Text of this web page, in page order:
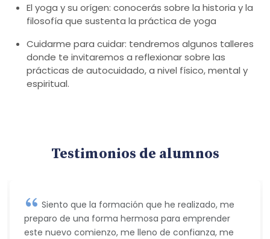
El yoga y su orígen: conocerás sobre la historia y la
filosofía que sustenta la práctica de yoga
Cuidarme para cuidar: tendremos algunos talleres
donde te invitaremos a reflexionar sobre las
prácticas de autocuidado, a nivel físico, mental y
espiritual.
Testimonios de alumnos
Siento que la formación que he realizado, me
preparo de una forma hermosa para emprender
este nuevo comienzo, me lleno de confianza, me